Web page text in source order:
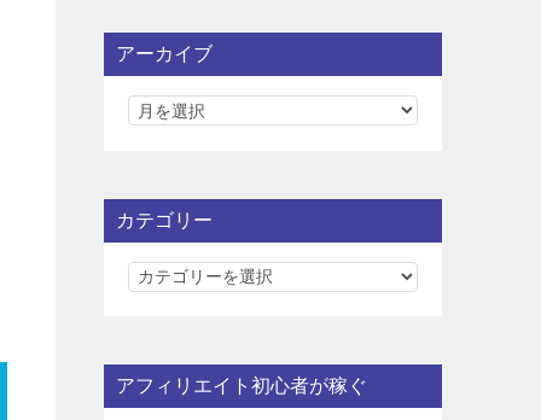
アーカイブ
カテゴリー
カ
リ
ー
アフィリエイト初心者が稼ぐ